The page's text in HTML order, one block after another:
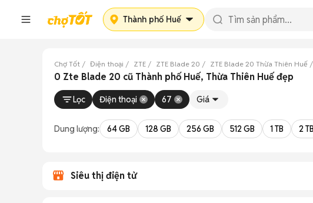
Thành phố Huế
Chợ Tốt Điện thoại ZTE ZTE Blade 20 ZTE Blade 20 Thừa Thiên Huế
0 Zte Blade 20 cũ Thành phố Huế, Thừa Thiên Huế đẹp
Lọc Điện thoại 67 Giá
Dung lượng: 64 GB 128 GB 256 GB 512 GB 1 TB 2 TB
Siêu thị điện tử